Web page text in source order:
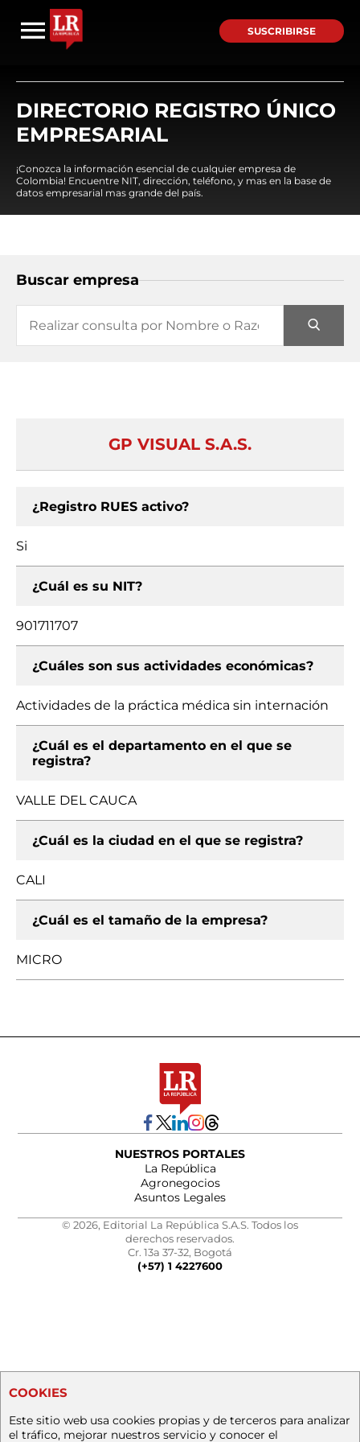
SUSCRIBIRSE
DIRECTORIO REGISTRO ÚNICO
EMPRESARIAL
¡Conozca la información esencial de cualquier empresa de
Colombia! Encuentre NIT, dirección, teléfono, y mas en la base de
datos empresarial mas grande del país.
Buscar empresa
GP VISUAL S.A.S.
¿Registro RUES activo?
Si
¿Cuál es su NIT?
901711707
¿Cuáles son sus actividades económicas?
Actividades de la práctica médica sin internación
¿Cuál es el departamento en el que se
registra?
VALLE DEL CAUCA
¿Cuál es la ciudad en el que se registra?
CALI
¿Cuál es el tamaño de la empresa?
MICRO
NUESTROS PORTALES
La República
Agronegocios
Asuntos Legales
© 2026, Editorial La República S.A.S. Todos los
derechos reservados.
Cr. 13a 37-32, Bogotá
(+57) 1 4227600
COOKIES
Este sitio web usa cookies propias y de terceros para analizar
el tráfico, mejorar nuestros servicio y conocer el